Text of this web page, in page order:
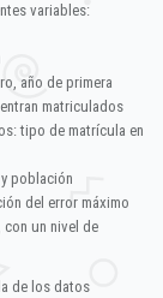
variables:
año de primera
matriculados
tipo de matrícula en
población
del error máximo
un nivel de
de los datos